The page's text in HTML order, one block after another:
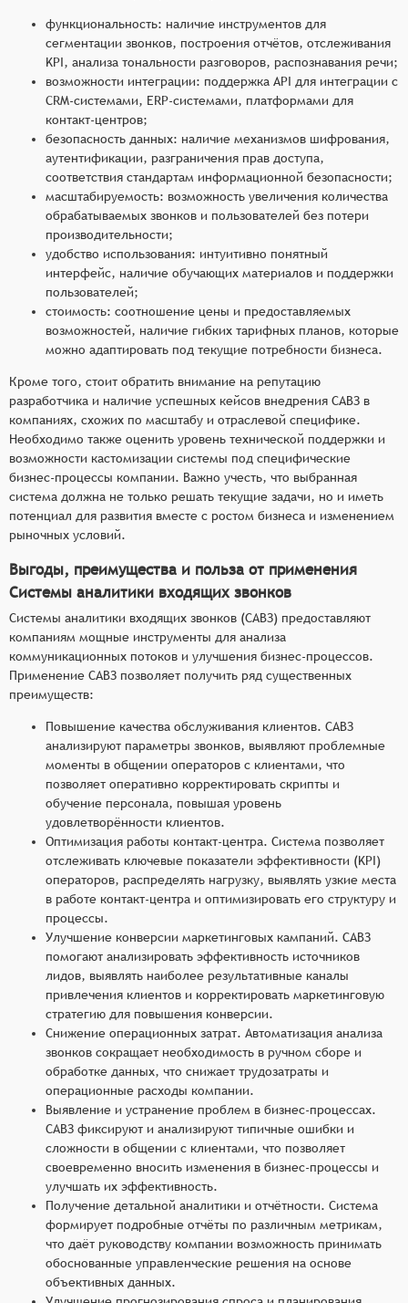
функциональность: наличие инструментов для
сегментации звонков, построения отчётов, отслеживания
KPI, анализа тональности разговоров, распознавания речи;
возможности интеграции: поддержка API для интеграции с
CRM-системами, ERP-системами, платформами для
контакт-центров;
безопасность данных: наличие механизмов шифрования,
аутентификации, разграничения прав доступа,
соответствия стандартам информационной безопасности;
масштабируемость: возможность увеличения количества
обрабатываемых звонков и пользователей без потери
производительности;
удобство использования: интуитивно понятный
интерфейс, наличие обучающих материалов и поддержки
пользователей;
стоимость: соотношение цены и предоставляемых
возможностей, наличие гибких тарифных планов, которые
можно адаптировать под текущие потребности бизнеса.
Кроме того, стоит обратить внимание на репутацию
разработчика и наличие успешных кейсов внедрения САВЗ в
компаниях, схожих по масштабу и отраслевой специфике.
Необходимо также оценить уровень технической поддержки и
возможности кастомизации системы под специфические
бизнес-процессы компании. Важно учесть, что выбранная
система должна не только решать текущие задачи, но и иметь
потенциал для развития вместе с ростом бизнеса и изменением
рыночных условий.
Выгоды, преимущества и польза от применения
Системы аналитики входящих звонков
Системы аналитики входящих звонков (САВЗ) предоставляют
компаниям мощные инструменты для анализа
коммуникационных потоков и улучшения бизнес-процессов.
Применение САВЗ позволяет получить ряд существенных
преимуществ:
Повышение качества обслуживания клиентов. САВЗ
анализируют параметры звонков, выявляют проблемные
моменты в общении операторов с клиентами, что
позволяет оперативно корректировать скрипты и
обучение персонала, повышая уровень
удовлетворённости клиентов.
Оптимизация работы контакт-центра. Система позволяет
отслеживать ключевые показатели эффективности (KPI)
операторов, распределять нагрузку, выявлять узкие места
в работе контакт-центра и оптимизировать его структуру и
процессы.
Улучшение конверсии маркетинговых кампаний. САВЗ
помогают анализировать эффективность источников
лидов, выявлять наиболее результативные каналы
привлечения клиентов и корректировать маркетинговую
стратегию для повышения конверсии.
Снижение операционных затрат. Автоматизация анализа
звонков сокращает необходимость в ручном сборе и
обработке данных, что снижает трудозатраты и
операционные расходы компании.
Выявление и устранение проблем в бизнес-процессах.
САВЗ фиксируют и анализируют типичные ошибки и
сложности в общении с клиентами, что позволяет
своевременно вносить изменения в бизнес-процессы и
улучшать их эффективность.
Получение детальной аналитики и отчётности. Система
формирует подробные отчёты по различным метрикам,
что даёт руководству компании возможность принимать
обоснованные управленческие решения на основе
объективных данных.